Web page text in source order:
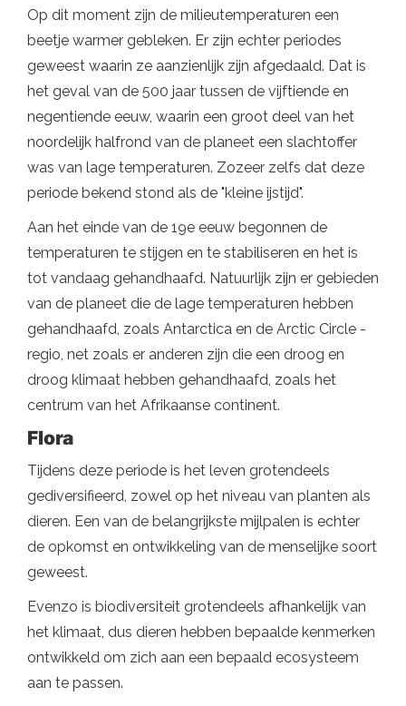
Op dit moment zijn de milieutemperaturen een
beetje warmer gebleken. Er zijn echter periodes
geweest waarin ze aanzienlijk zijn afgedaald. Dat is
het geval van de 500 jaar tussen de vijftiende en
negentiende eeuw, waarin een groot deel van het
noordelijk halfrond van de planeet een slachtoffer
was van lage temperaturen. Zozeer zelfs dat deze
periode bekend stond als de "kleine ijstijd".
Aan het einde van de 19e eeuw begonnen de
temperaturen te stijgen en te stabiliseren en het is
tot vandaag gehandhaafd. Natuurlijk zijn er gebieden
van de planeet die de lage temperaturen hebben
gehandhaafd, zoals Antarctica en de Arctic Circle -
regio, net zoals er anderen zijn die een droog en
droog klimaat hebben gehandhaafd, zoals het
centrum van het Afrikaanse continent.
Flora
Tijdens deze periode is het leven grotendeels
gediversifieerd, zowel op het niveau van planten als
dieren. Een van de belangrijkste mijlpalen is echter
de opkomst en ontwikkeling van de menselijke soort
geweest.
Evenzo is biodiversiteit grotendeels afhankelijk van
het klimaat, dus dieren hebben bepaalde kenmerken
ontwikkeld om zich aan een bepaald ecosysteem
aan te passen.